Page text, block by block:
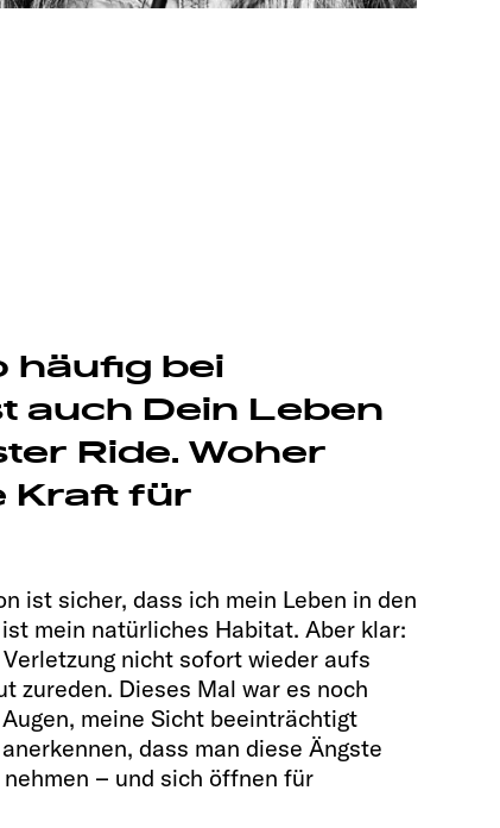
häufig bei
auch Dein Leben
Ride. Woher
Kraft für
ist sicher, dass ich mein Leben in den
mein natürliches Habitat. Aber klar:
nicht sofort wieder aufs
zureden. Dieses Mal war es noch
meine Sicht beeinträchtigt
dass man diese Ängste
– und sich öffnen für